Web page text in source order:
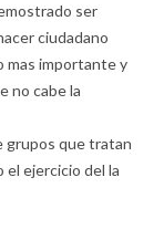
ser
ciudadano
mas importante y
no cabe la
grupos que tratan
ejercicio del la